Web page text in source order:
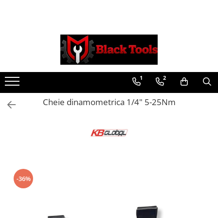
Scule Service Auto
Chei Si Truse De Chei
Chei combinate
Chei Combinate Cu Clichet
Chei Cotite
Clesti pentru sigurante
Clesti reglabili pentru tevi
1 2
Cheie dinamometrica 1/4" 5-25Nm
-36%